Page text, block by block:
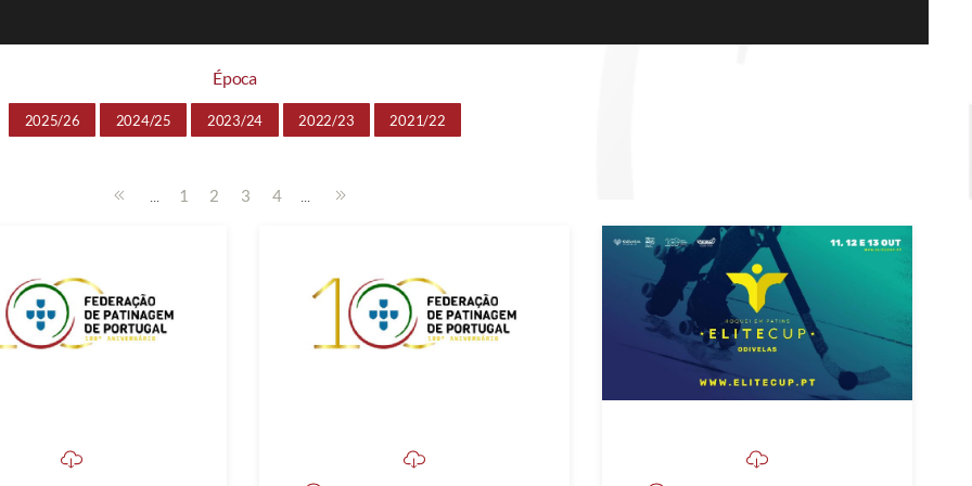
Época
2025/26 2024/25 2023/24 2022/23 2021/22
... 1 2 3 4 ...